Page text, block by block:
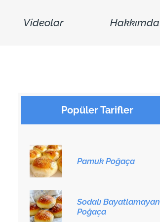
Videolar Hakkımda
Popüler Tarifler
Pamuk Poğaça
Sodalı Bayatlamayan
Poğaça